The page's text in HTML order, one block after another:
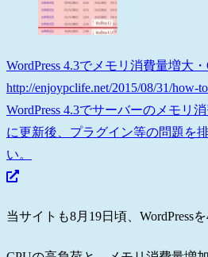
WordPress 4.3でメモリ消費量増大
http://enjoypclife.net/2015/08/31/how-
WordPress 4.3でサーバーのメモリ
に更新後、プラグイン等の問題を
い。
当サイトも8月19日頃、WordPress